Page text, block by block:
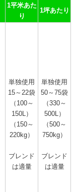
1平米あた
り
1坪あたり
単独使用
15～22袋
（100～
150L）
（150～
220kg）
ブレンド
は適量
単独使用
50～75袋
（330～
500L）
（500～
750kg）
ブレンド
は適量